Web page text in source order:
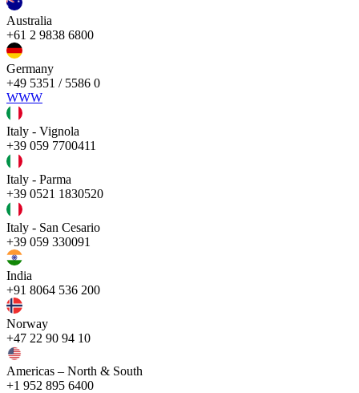
Australia
+61 2 9838 6800
Germany
+49 5351 / 5586 0
WWW
Italy - Vignola
+39 059 7700411
Italy - Parma
+39 0521 1830520
Italy - San Cesario
+39 059 330091
India
+91 8064 536 200
Norway
+47 22 90 94 10
Americas – North & South
+1 952 895 6400